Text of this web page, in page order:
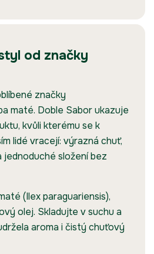
od značky
značky
maté. Doble Sabor ukazuje
kvůli kterému se k
lidé vracejí: výrazná chuť,
jednoduché složení bez
(Ilex paraguariensis),
olej. Skladujte v suchu a
aroma i čistý chuťový